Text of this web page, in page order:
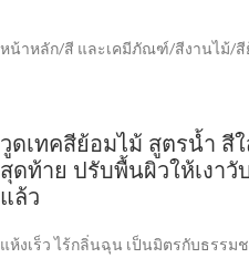
หน้าหลัก/สี และเคมีภัณฑ์/สีงานไม้/สี
วูดเทคสีย้อมไม้ สูตรน้ำ สี
สุดท้าย ปรับพื้นผิวให้เงา
แล้ว
แห้งเร็ว ไร้กลิ่นฉุน เป็นมิตรกับธรรม